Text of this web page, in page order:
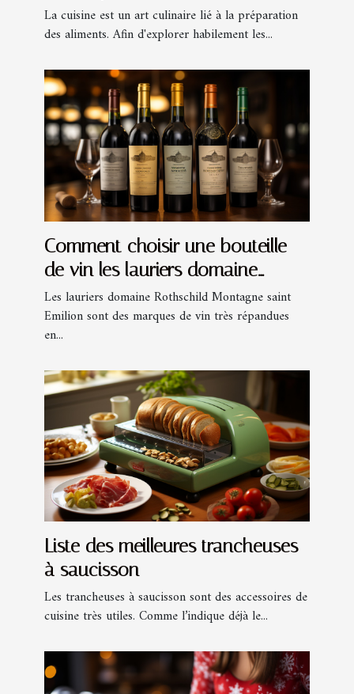
La cuisine est un art culinaire lié à la préparation
des aliments. Afin d'explorer habilement les...
Comment choisir une bouteille
de vin les lauriers domaine
Rothschild Montagne Saint
Emilion ?
Les lauriers domaine Rothschild Montagne saint
Emilion sont des marques de vin très répandues
en...
Liste des meilleures trancheuses
à saucisson
Les trancheuses à saucisson sont des accessoires de
cuisine très utiles. Comme l’indique déjà le...